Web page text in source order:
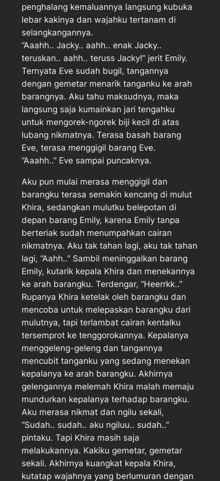
penghalang kemaluannya langsung kubuka
lebar kakinya dan wajahku tertanam di
selangkangannya.
“Aaahh.. Jacky.. aahh.. enak Jacky..
teruskan.. aahh.. teruss Jacky!” jerit Emily.
Ternyata Eve sudah bugil, tangannya
dengan gemetar menarik tanganku ke arah
barangnya. Aku tahu maksudnya, maka
langsung saja kumainkan jari tengahku
untuk mengorek-ngorek biji kecil di atas
lubang nikmatnya. Terasa basah barang
Eve, terasa menggigil barang Eve.
“Aaahh..” Eve sampai puncaknya.
Aku pun mulai merasa menggigil dan
barangku terasa semakin kencang di mulut
Khira, sedangkan mulutku belepotan di
depan barang Emily, karena Emily tanpa
berteriak sudah menumpahkan cairan
nikmatnya. Aku tak tahan lagi, aku tak tahan
lagi, “Aahh..” Sambil meninggalkan barang
Emily, kutarik kepala Khira dan menekannya
ke arah barangku. Terdengar, “Heerrkk..”
Rupanya Khira ketelak oleh barangku dan
mencoba untuk melepaskan barangku dari
mulutnya, tapi terlambat cairan kentalku
tersemprot ke tenggorokannya. Kepalanya
menggeleng-geleng dan tangannya
mencubit tanganku yang sedang menekan
kepalanya ke arah barangku. Akhirnya
gelengannya melemah Khira malah memaju
mundurkan kepalanya terhadap barangku.
Aku merasa nikmat dan ngilu sekali,
“Sudah.. sudah.. aku ngiluu.. sudah..”
pintaku. Tapi Khira masih saja
melakukannya. Kakiku gemetar, gemetar
sekali. Akhirnya kuangkat kepala Khira,
kutatap wajahnya yang berlumuran dengan